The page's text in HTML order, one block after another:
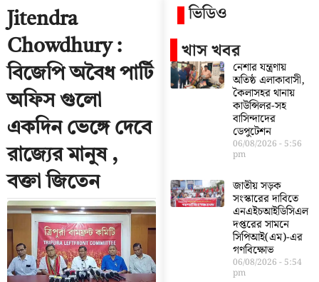
Jitendra
Chowdhury :
বিজেপি অবৈধ পার্টি
অফিস গুলো
একদিন ভেঙ্গে দেবে
রাজ্যের মানুষ ,
বক্তা জিতেন
ভিডিও
খাস খবর
নেশার যন্ত্রণায়
অতিষ্ঠ এলাকাবাসী,
কৈলাসহর থানায়
কাউন্সিলর-সহ
বাসিন্দাদের
ডেপুটেশন
06/08/2026 5:56
pm
জাতীয় সড়ক
সংস্কারের দাবিতে
এনএইচআইডিসিএল
দপ্তরের সামনে
সিপিআই(এম)-এর
গণবিক্ষোভ
06/08/2026 5:54
pm